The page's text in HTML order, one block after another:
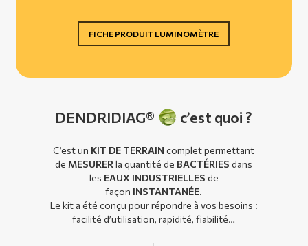
FICHE PRODUIT LUMINOMÈTRE
DENDRIDIAG® c’est quoi ?
C’est un KIT DE TERRAIN complet permettant
de MESURER la quantité de BACTÉRIES dans
les EAUX INDUSTRIELLES de
façon INSTANTANÉE.
Le kit a été conçu pour répondre à vos besoins :
facilité d’utilisation, rapidité, fiabilité…